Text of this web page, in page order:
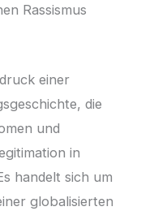
Rassismus
einer
die
und
in
handelt sich um
globalisierten